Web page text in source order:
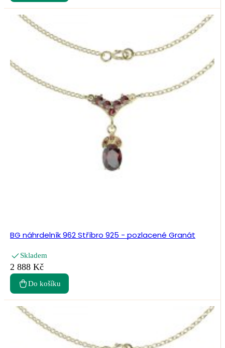
BG náhrdelník 962 Stříbro 925 - pozlacené Granát
Skladem
2 888 Kč
Do košíku